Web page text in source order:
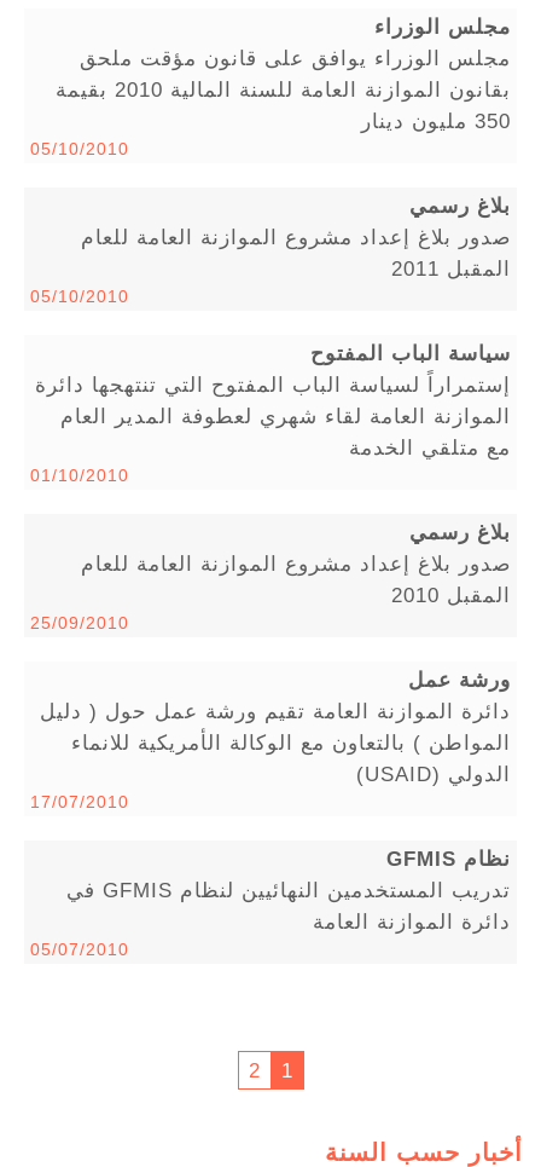
مجلس الوزراء
مجلس الوزراء يوافق على قانون مؤقت ملحق
بقانون الموازنة العامة للسنة المالية 2010 بقيمة
350 مليون دينار
05/10/2010
بلاغ رسمي
صدور بلاغ إعداد مشروع الموازنة العامة للعام
المقبل 2011
05/10/2010
سياسة الباب المفتوح
إستمراراً لسياسة الباب المفتوح التي تنتهجها دائرة
الموازنة العامة لقاء شهري لعطوفة المدير العام
مع متلقي الخدمة
01/10/2010
بلاغ رسمي
صدور بلاغ إعداد مشروع الموازنة العامة للعام
المقبل 2010
25/09/2010
ورشة عمل
دائرة الموازنة العامة تقيم ورشة عمل حول ( دليل
المواطن ) بالتعاون مع الوكالة الأمريكية للانماء
الدولي (USAID)
17/07/2010
نظام GFMIS
تدريب المستخدمين النهائيين لنظام GFMIS في
دائرة الموازنة العامة
05/07/2010
1
2
أخبار حسب السنة